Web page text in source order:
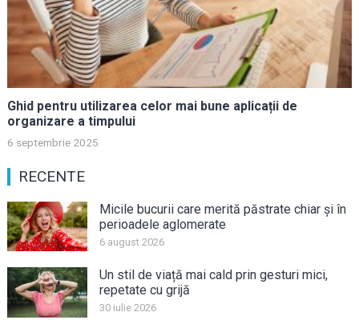
Ghid pentru utilizarea celor mai bune aplicații de
organizare a timpului
6 septembrie 2025
RECENTE
Micile bucurii care merită păstrate chiar și în
perioadele aglomerate
6 august 2026
Un stil de viață mai cald prin gesturi mici,
repetate cu grijă
30 iulie 2026